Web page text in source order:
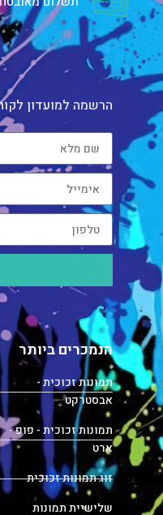
הרשמה למועדון
הנמכרים ביותר
תמונות זכוכית -
אבסטרקט
תמונות זכוכית - פופ -
ארט
זוג תמונות זכוכית
שלישיית תמונות